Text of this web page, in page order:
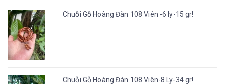
Chuỗi Gỗ Hoàng Đàn 108 Viên -6 ly-15 gr!
Chuỗi Gỗ Hoàng Đàn 108 Viên-8 Ly-34 gr!